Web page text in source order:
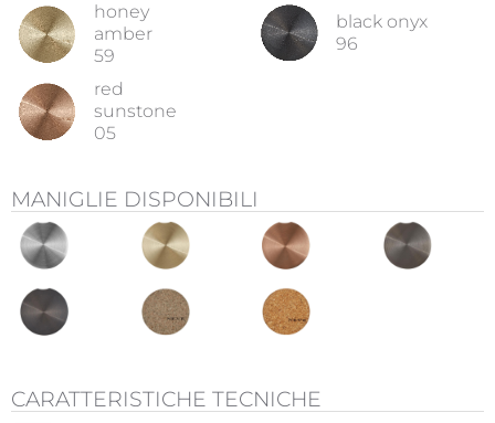
honey
amber
59
black onyx
96
red
sunstone
05
MANIGLIE DISPONIBILI
CARATTERISTICHE TECNICHE